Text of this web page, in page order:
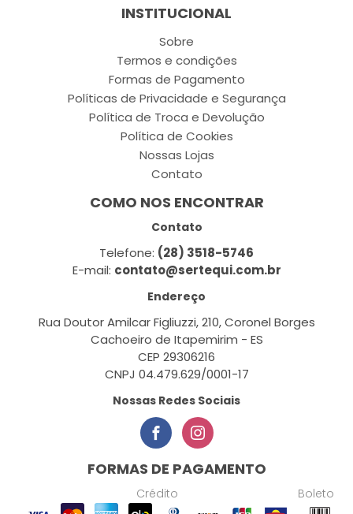
INSTITUCIONAL
Sobre
Termos e condições
Formas de Pagamento
Políticas de Privacidade e Segurança
Política de Troca e Devolução
Política de Cookies
Nossas Lojas
Contato
COMO NOS ENCONTRAR
Contato
Telefone: (28) 3518-5746
E-mail: contato@sertequi.com.br
Endereço
Rua Doutor Amilcar Figliuzzi, 210, Coronel Borges
Cachoeiro de Itapemirim - ES
CEP 29306216
CNPJ 04.479.629/0001-17
Nossas Redes Sociais
FORMAS DE PAGAMENTO
Crédito Boleto